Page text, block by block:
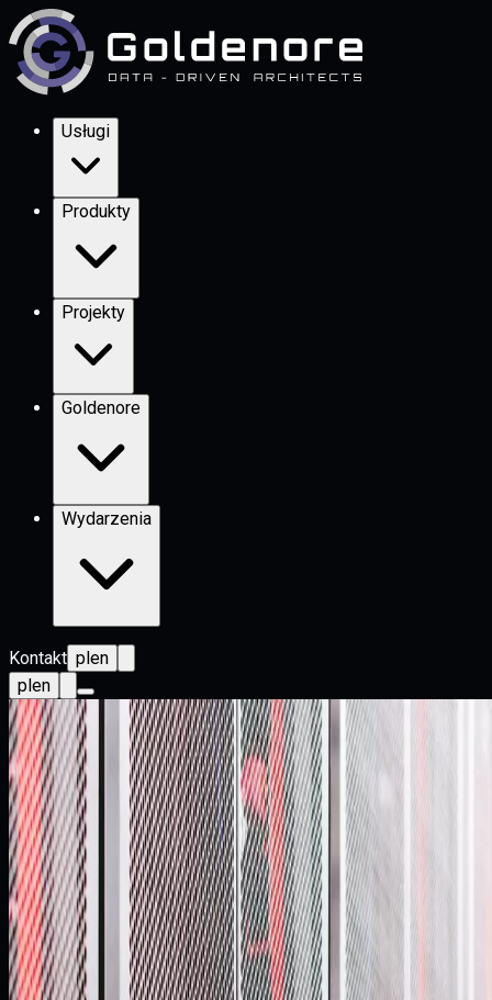
Usługi
Produkty
Projekty
Goldenore
Wydarzenia
Kontakt plen
plen
Success Story
Bankowość
Bezprzestojowa modernizacja krytycznych
systemów finansowych
Migracja infrastruktury bazodanowej i replikacyjnej w
środowisku wieloplatformowym bez przerywania operacji i z
gotowością do rollbacku.